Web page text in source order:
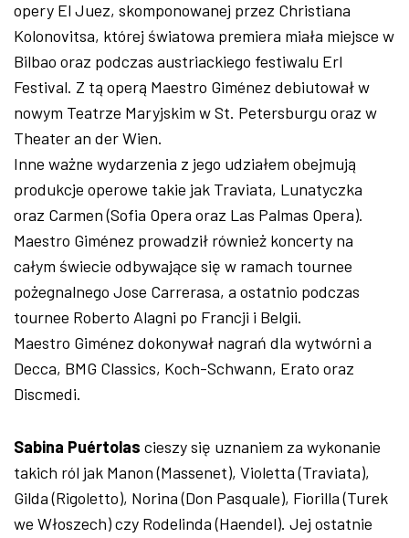
opery El Juez, skomponowanej przez Christiana
Kolonovitsa, której światowa premiera miała miejsce w
Bilbao oraz podczas austriackiego festiwalu Erl
Festival. Z tą operą Maestro Giménez debiutował w
nowym Teatrze Maryjskim w St. Petersburgu oraz w
Theater an der Wien.
Inne ważne wydarzenia z jego udziałem obejmują
produkcje operowe takie jak Traviata, Lunatyczka
oraz Carmen (Sofia Opera oraz Las Palmas Opera).
Maestro Giménez prowadził również koncerty na
całym świecie odbywające się w ramach tournee
pożegnalnego Jose Carrerasa, a ostatnio podczas
tournee Roberto Alagni po Francji i Belgii.
Maestro Giménez dokonywał nagrań dla wytwórni a
Decca, BMG Classics, Koch-Schwann, Erato oraz
Discmedi.
Sabina Puértolas cieszy się uznaniem za wykonanie
takich ról jak Manon (Massenet), Violetta (Traviata),
Gilda (Rigoletto), Norina (Don Pasquale), Fiorilla (Turek
we Włoszech) czy Rodelinda (Haendel). Jej ostatnie